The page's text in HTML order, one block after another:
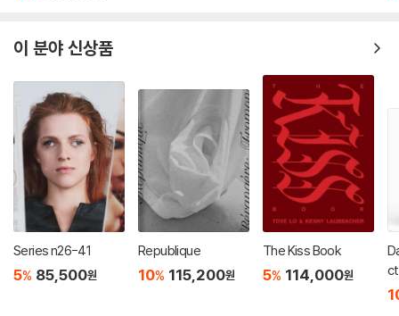
이 분야 신상품
Series n26-41
5% 85,500원
Republique
10% 115,200원
The Kiss Book
5% 114,000원